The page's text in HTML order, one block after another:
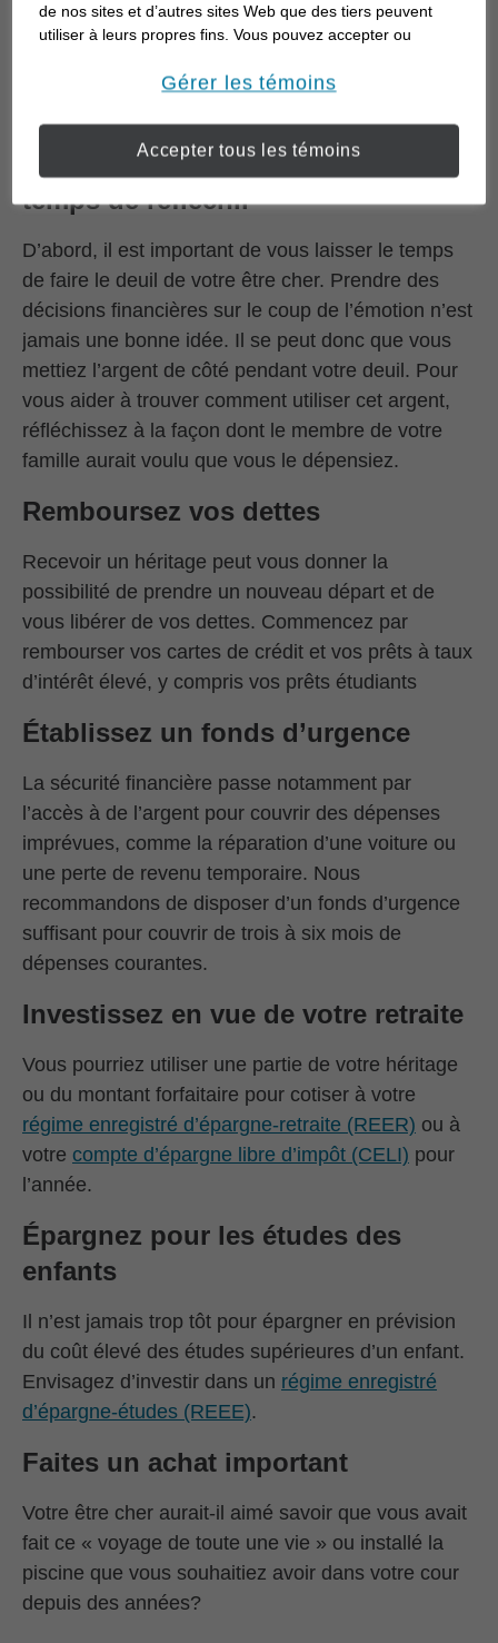
confiance, à un rythme qui vous convient.
Voici quelques stratégies que
Faites une pause et prenez le
temps de réfléchir
D’abord, il est important de vous laisser le temps
de faire le deuil de votre être cher. Prendre des
décisions financières sur le coup de l’émotion n’est
jamais une bonne idée. Il se peut donc que vous
mettiez l’argent de côté pendant votre deuil. Pour
vous aider à trouver comment utiliser cet argent,
réfléchissez à la façon dont le membre de votre
famille aurait voulu que vous le dépensiez.
Remboursez vos dettes
Recevoir un héritage peut vous donner la
possibilité de prendre un nouveau départ et de
vous libérer de vos dettes. Commencez par
rembourser vos cartes de crédit et vos prêts à taux
d’intérêt élevé, y compris vos prêts étudiants
Établissez un fonds d’urgence
La sécurité financière passe notamment par
l’accès à de l’argent pour couvrir des dépenses
imprévues, comme la réparation d’une voiture ou
une perte de revenu temporaire. Nous
recommandons de disposer d’un fonds d’urgence
suffisant pour couvrir de trois à six mois de
dépenses courantes.
Investissez en vue de votre retraite
Vous pourriez utiliser une partie de votre héritage
ou du montant forfaitaire pour cotiser à votre
régime enregistré d’épargne-retraite (REER) ou à
votre compte d’épargne libre d’impôt (CELI) pour
l’année.
Épargnez pour les études des
enfants
Il n’est jamais trop tôt pour épargner en prévision
du coût élevé des études supérieures d’un enfant.
Envisagez d’investir dans un régime enregistré
d’épargne-études (REEE).
Faites un achat important
Votre être cher aurait-il aimé savoir que vous avait
fait ce « voyage de toute une vie » ou installé la
piscine que vous souhaitiez avoir dans votre cour
depuis des années?
de nos sites et d’autres sites Web que des tiers peuvent
utiliser à leurs propres fins. Vous pouvez accepter ou
Pour en savoir plus sur la façon dont nous utilisons les
veuillez consulter notreDéclaration de confidentialité de
l’information transmise en ligne opens in a new window
.
Gérer les témoins
Accepter tous les témoins